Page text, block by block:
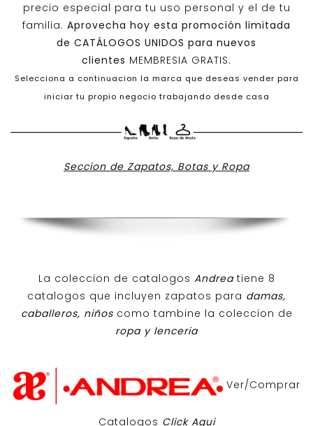
precio especial para tu uso personal y el de tu
familia. Aprovecha hoy esta promoción limitada
de CATÁLOGOS UNIDOS para nuevos
clientes MEMBRESIA GRATIS.
Selecciona a continuacion la marca que deseas vender para
iniciar tu propio negocio trabajando desde casa
Seccion de Zapatos, Botas y Ropa
La coleccion de catalogos Andreatiene 8
catalogos que incluyen zapatos para damas,
caballeros, niños como tambine la coleccion de
ropa y lenceria
Ver/Comprar
Catalogos Click Aqui